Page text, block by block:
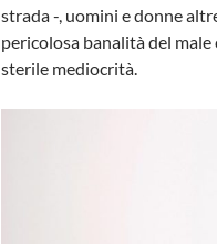
strada -, uomini e donne
pericolosa banalità del male
sterile mediocrità.